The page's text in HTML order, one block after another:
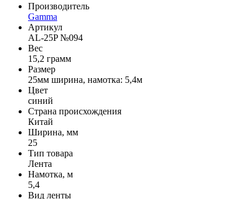
Производитель
Gamma
Артикул
AL-25P №094
Вес
15,2 грамм
Размер
25мм ширина, намотка: 5,4м
Цвет
синий
Страна происхождения
Китай
Ширина, мм
25
Тип товара
Лента
Намотка, м
5,4
Вид ленты